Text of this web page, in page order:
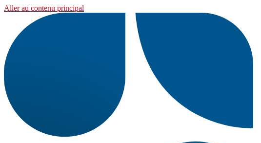
Aller au contenu principal